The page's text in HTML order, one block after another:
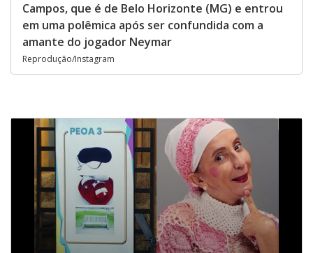
Campos, que é de Belo Horizonte (MG) e entrou
em uma polêmica após ser confundida com a
amante do jogador Neymar
Reprodução/Instagram